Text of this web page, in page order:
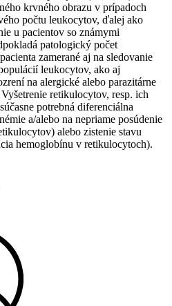
krvného obrazu v prípadoch
počtu leukocytov, ďalej ako
u pacientov so známymi
patologický počet
zamerané aj na sledovanie
leukocytov, ako aj
na alergické alebo parazitárne
retikulocytov, resp. ich
potrebná diferenciálna
a/alebo na nepriame posúdenie
alebo zistenie stavu
hemoglobínu v retikulocytoch).